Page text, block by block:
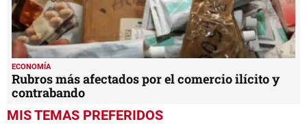
ECONOMÍA
Rubros más afectados por el comercio ilícito y
contrabando
MIS TEMAS PREFERIDOS